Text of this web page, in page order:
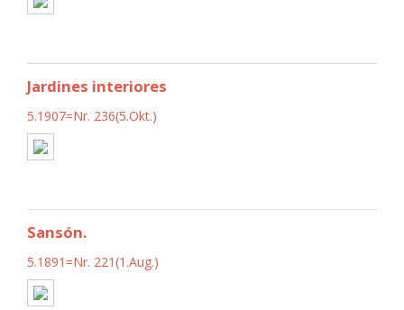
Jardines interiores
5.1907=Nr. 236(5.Okt.)
Sansón.
5.1891=Nr. 221(1.Aug.)